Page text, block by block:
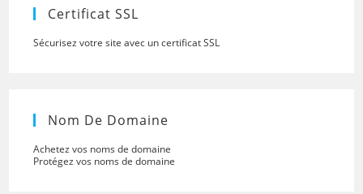
Certificat SSL
Sécurisez votre site avec un certificat SSL
Nom De Domaine
Achetez vos noms de domaine
Protégez vos noms de domaine